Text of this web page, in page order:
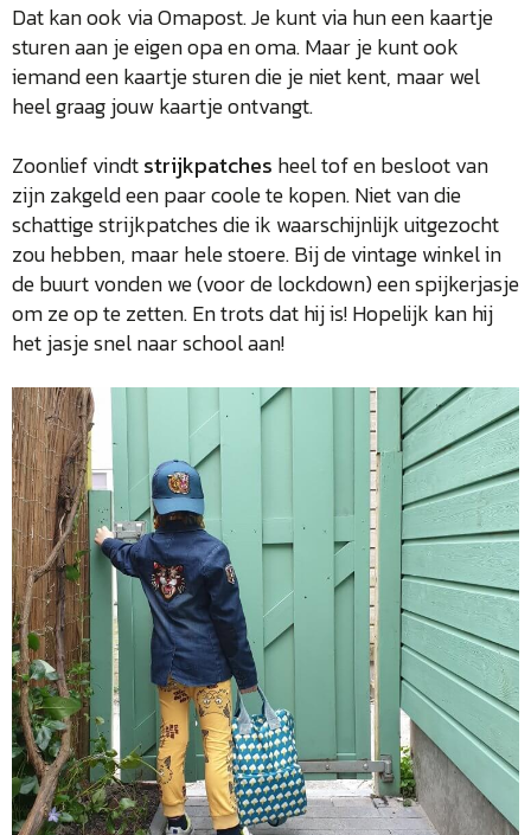
Dat kan ook via Omapost. Je kunt via hun een kaartje
sturen aan je eigen opa en oma. Maar je kunt ook
iemand een kaartje sturen die je niet kent, maar wel
heel graag jouw kaartje ontvangt.
Zoonlief vindtstrijkpatches heel tof en besloot van
zijn zakgeld een paar coole te kopen. Niet van die
schattige strijkpatches die ik waarschijnlijk uitgezocht
zou hebben, maar hele stoere. Bij de vintage winkel in
de buurt vonden we (voor de lockdown) een spijkerjasje
om ze op te zetten. En trots dat hij is! Hopelijk kan hij
het jasje snel naar school aan!